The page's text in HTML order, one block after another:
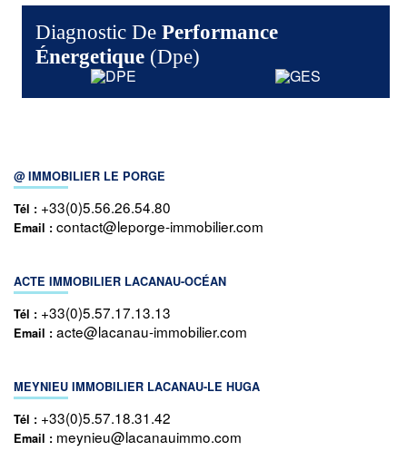
Diagnostic De Performance
Énergetique (dpe)
@ IMMOBILIER LE PORGE
Tél : +33(0)5.56.26.54.80
Email : contact@leporge-immobilier.com
ACTE IMMOBILIER LACANAU-OCÉAN
Tél : +33(0)5.57.17.13.13
Email : acte@lacanau-immobilier.com
MEYNIEU IMMOBILIER LACANAU-LE HUGA
Tél : +33(0)5.57.18.31.42
Email : meynieu@lacanauimmo.com